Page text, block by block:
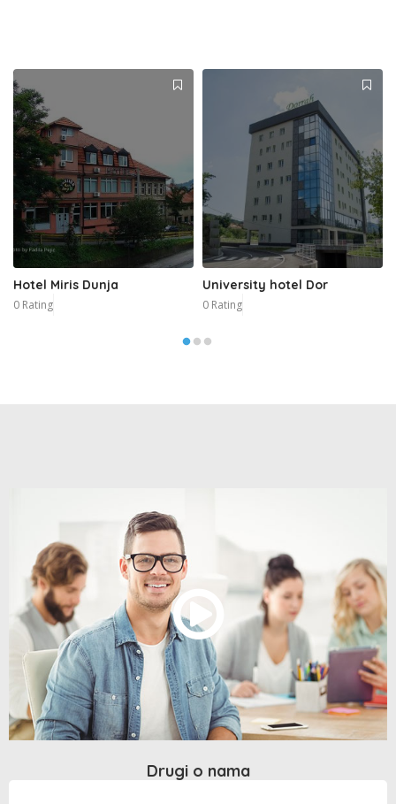
Hotel Miris Dunja
0 Rating
University hotel Dor
0 Rating
Drugi o nama